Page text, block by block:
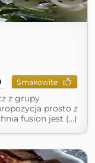
Smakowite
z grupy
prosto z
fusion jest (...)